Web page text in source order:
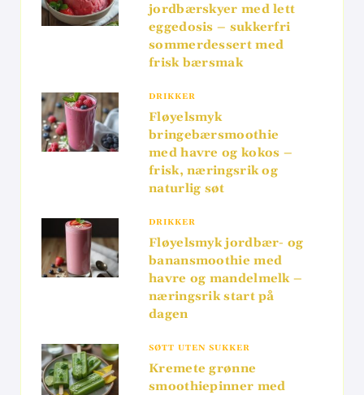
jordbærskyer med lett
eggedosis – sukkerfri
sommerdessert med
frisk bærsmak
DRIKKER
Fløyelsmyk
bringebærsmoothie
med havre og kokos –
frisk, næringsrik og
naturlig søt
DRIKKER
Fløyelsmyk jordbær- og
banansmoothie med
havre og mandelmelk –
næringsrik start på
dagen
SØTT UTEN SUKKER
Kremete grønne
smoothiepinner med